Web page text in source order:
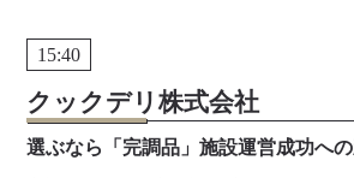
15:40
クックデリ株式会社
選ぶなら「完調品」施設運営成功への